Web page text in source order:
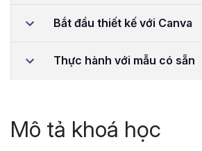
Bắt đầu thiết kế với Canva
Thực hành với mẫu có sẵn
Mô tả khoá học